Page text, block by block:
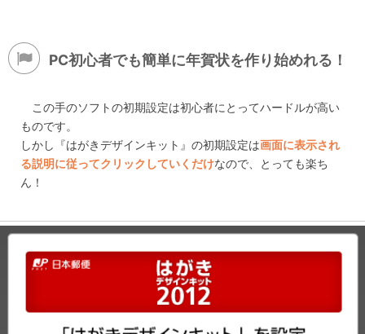
PC初心者でも簡単に年賀状を作り始めれる！
この手のソフトの初期設定は初心者にとってハードルが高い
ものです。
しかし『はがきデザインキット』の初期設定は画面に表示され
る説明に従ってクリックしていくだけなので、とっても楽ち
ん！